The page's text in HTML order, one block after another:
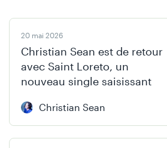
Skip
content
Skip
navigation
20 mai 2026
Christian Sean est de retour
avec Saint Loreto, un
nouveau single saisissant
Christian Sean